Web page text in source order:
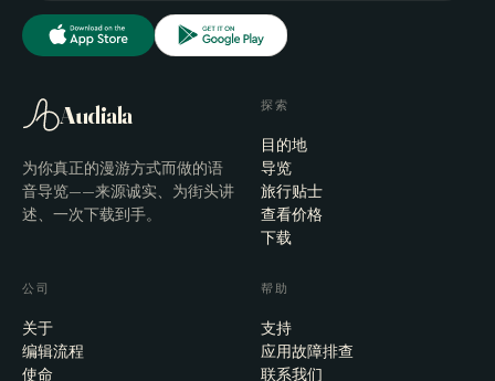
Audiala
为你真正的漫游方式而做的语
音导览——来源诚实、为街头讲
述、一次下载到手。
探索
目的地
导览
旅行贴士
查看价格
下载
公司
关于
编辑流程
使命
帮助
支持
应用故障排查
联系我们